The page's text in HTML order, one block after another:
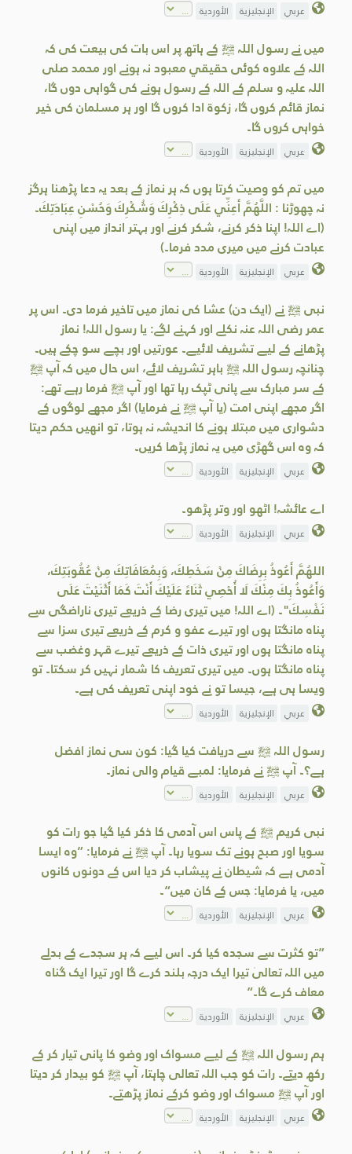
عربي الإنجليزية الأوردية
میں نے رسول اللہ ﷺ کے ہاتھ پر اس بات کی بیعت کی کہ
اللہ کے علاوہ کوئی حقيقي معبود نہ ہونے اور محمد صلی
اللہ علیہ و سلم کے اللہ کے رسول ہونے کی گواہی دوں گا،
نماز قائم کروں گا، زکوۃ ادا کروں گا اور ہر مسلمان کی خیر
خواہی کروں گا۔
عربي الإنجليزية الأوردية
میں تم کو وصیت کرتا ہوں کہ ہر نماز کے بعد یہ دعا پڑھنا ہرگز
نہ چھوڑنا : اللَّهُمَّ أَعِنِّي عَلَى ذِكْرِكَ وَشُكْرِكَ وَحُسْنِ عِبَادَتِكَ۔
(اے اللہ! اپنا ذکر کرنے، شکر کرنے اور بہتر انداز میں اپنی
عبادت کرنے میں میری مدد فرما۔)
عربي الإنجليزية الأوردية
نبی ﷺ نے (ایک دن) عشا کی نماز میں تاخیر فرما دی۔ اس پر
عمر رضی اللہ عنہ نکلے اور کہنے لگے: یا رسول اللہ! نماز
پڑھانے کے لیے تشریف لائیے۔ عورتیں اور بچے سو چکے ہیں۔
چنانچہ رسول اللہ ﷺ باہر تشریف لائے، اس حال میں کہ آپ ﷺ
کے سر مبارک سے پانی ٹپک رہا تھا اور آپ ﷺ فرما رہے تھے:
اگر مجھے اپنی امت (یا آپ ﷺ نے فرمایا) اگر مجھے لوگوں کے
دشواری میں مبتلا ہونے کا اندیشہ نہ ہوتا، تو انھیں حکم دیتا
کہ وہ اس گھڑی میں یہ نماز پڑھا کریں۔
عربي الإنجليزية الأوردية
اے عائشہ! اٹھو اور وتر پڑھو۔
عربي الإنجليزية الأوردية
اللهُمَّ أَعُوذُ بِرِضَاكَ مِنْ سَخَطِكَ، وَبِمُعَافَاتِكَ مِنْ عُقُوبَتِكَ،
وَأَعُوذُ بِكَ مِنْكَ لَا أُحْصِي ثَنَاءً عَلَيْكَ أَنْتَ كَمَا أَثْنَيْتَ عَلَى
نَفْسِكَ"۔ (اے اللہ! میں تیری رضا کے ذریعے تیری ناراضگی سے
پناہ مانگتا ہوں اور تیرے عفو و کرم کے ذریعے تیری سزا سے
پناہ مانگتا ہوں اور تیری ذات کے ذریعے تیرے قہر وغضب سے
پناہ مانگتا ہوں۔ میں تیری تعریف کا شمار نہیں کر سکتا۔ تو
ویسا ہی ہے، جیسا تو نے خود اپنی تعریف کى ہے۔
عربي الإنجليزية الأوردية
رسول اللہ ﷺ سے دریافت کیا گیا: کون سی نماز افضل
ہے؟۔ آپ ﷺ نے فرمایا: لمبے قیام والی نماز۔
عربي الإنجليزية الأوردية
نبی کریم ﷺ کے پاس اس آدمی کا ذکر کيا گيا جو رات کو
سویا اور صبح ہونے تک سویا رہا۔ آپ ﷺ نے فرمایا: ”وہ ایسا
آدمى ہے کہ شیطان نے پیشاب کر دیا اس کے دونوں کانوں
میں، یا فرمایا: جس کے کان میں“۔
عربي الإنجليزية الأوردية
”تو کثرت سے سجدہ کیا کر۔ اس لیے کہ ہر سجدے کے بدلے
میں اللہ تعالیٰ تیرا ایک درجہ بلند کرے گا اور تیرا ایک گناہ
معاف کرے گا۔“
عربي الإنجليزية الأوردية
ہم رسول اللہ ﷺ کے لیے مسواک اور وضو کا پانی تیار کر کے
رکھ دیتے۔ رات کو جب اللہ تعالی چاہتا، آپ ﷺ کو بیدار کر دیتا
اور آپ ﷺ مسواک اور وضو کرکے نماز پڑھتے۔
عربي الإنجليزية الأوردية